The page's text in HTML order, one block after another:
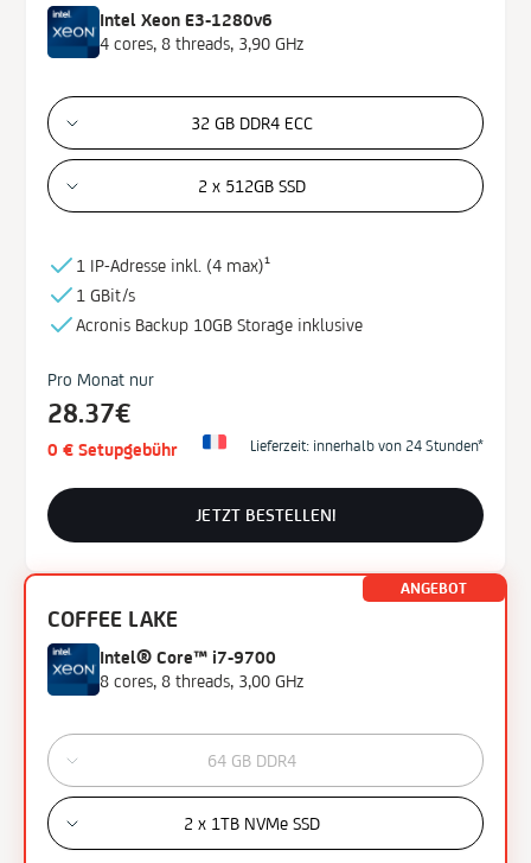
Intel Xeon E3-1280v6
4 cores, 8 threads, 3,90 GHz
32 GB DDR4 ECC
2 x 512GB SSD
1 IP-Adresse inkl. (4 max)¹
1 GBit/s
Acronis Backup 10GB Storage inklusive
Pro Monat nur
28.37€
0 € Setupgebühr Lieferzeit: innerhalb von 24 Stunden*
JETZT BESTELLEN!
ANGEBOT
COFFEE LAKE
Intel® Core™ i7-9700
8 cores, 8 threads, 3,00 GHz
64 GB DDR4
2 x 1TB NVMe SSD